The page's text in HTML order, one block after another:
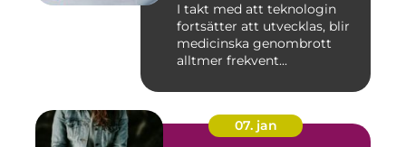
I takt med att teknologin
fortsätter att utvecklas, blir
medicinska genombrott
alltmer frekvent...
07. jan